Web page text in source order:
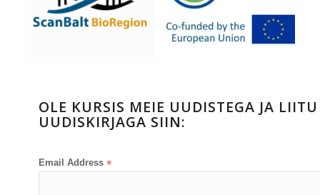
OLE KURSIS MEIE UUDISTEGA JA
UUDISKIRJAGA SIIN:
Email Address *